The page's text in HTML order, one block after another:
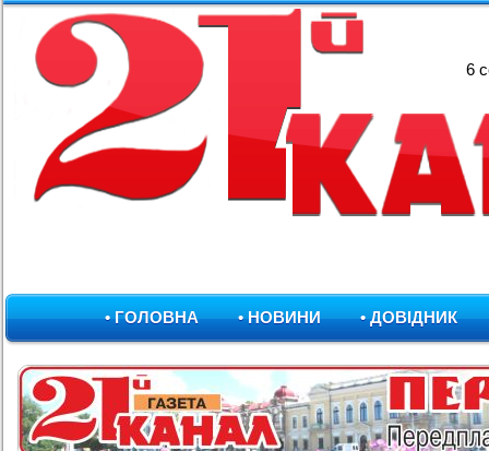
6
• ГОЛОВНА • НОВИНИ • ДОВІДНИК